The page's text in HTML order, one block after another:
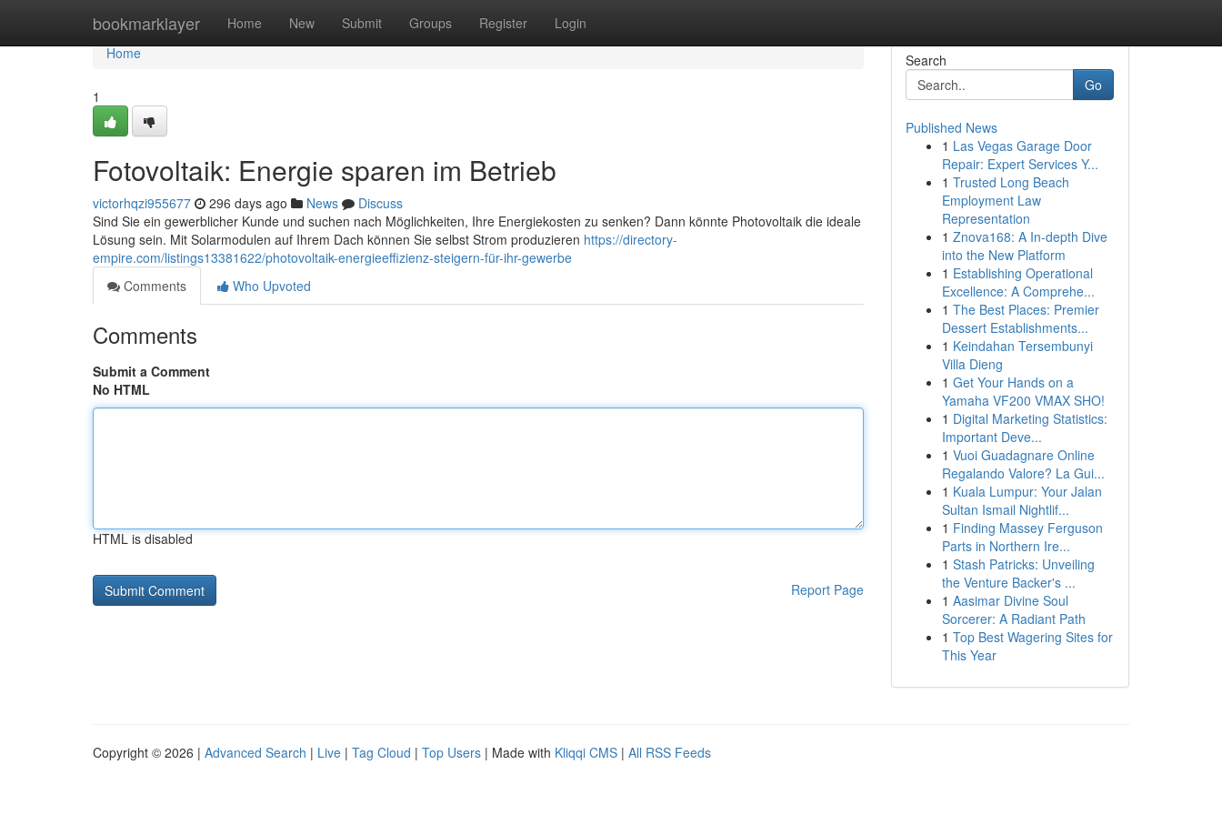
bookmarklayer Home New Submit Groups Register Login
Home
Home
1
Fotovoltaik: Energie sparen im Betrieb
victorhqzi955677 296 days ago News
Discuss
Sind Sie ein gewerblicher Kunde und suchen nach Möglichkeiten, Ihre Energiekosten zu senken? Dann könnte Photovoltaik die ideale
Lösung sein. Mit Solarmodulen auf Ihrem Dach können Sie selbst Strom produzieren https://directory-
empire.com/listings13381622/photovoltaik-energieeffizienz-steigern-für-ihr-gewerbe
Comments
Who Upvoted
Comments
Submit a Comment
No HTML
HTML is disabled
Report Page
Search
Go
Published News
1 Las Vegas Garage Door
Repair: Expert Services Y...
1 Trusted Long Beach
Employment Law
Representation
1 Znova168: A In-depth Dive
into the New Platform
1 Establishing Operational
Excellence: A Comprehe...
1 The Best Places: Premier
Dessert Establishments...
1 Keindahan Tersembunyi
Villa Dieng
1 Get Your Hands on a
Yamaha VF200 VMAX SHO!
1 Digital Marketing Statistics:
Important Deve...
1 Vuoi Guadagnare Online
Regalando Valore? La Gui...
1 Kuala Lumpur: Your Jalan
Sultan Ismail Nightlif...
1 Finding Massey Ferguson
Parts in Northern Ire...
1 Stash Patricks: Unveiling
the Venture Backer's ...
1 Aasimar Divine Soul
Sorcerer: A Radiant Path
1 Top Best Wagering Sites for
This Year
Copyright © 2026 | Advanced Search | Live | Tag Cloud | Top Users | Made with Kliqqi CMS | All RSS Feeds